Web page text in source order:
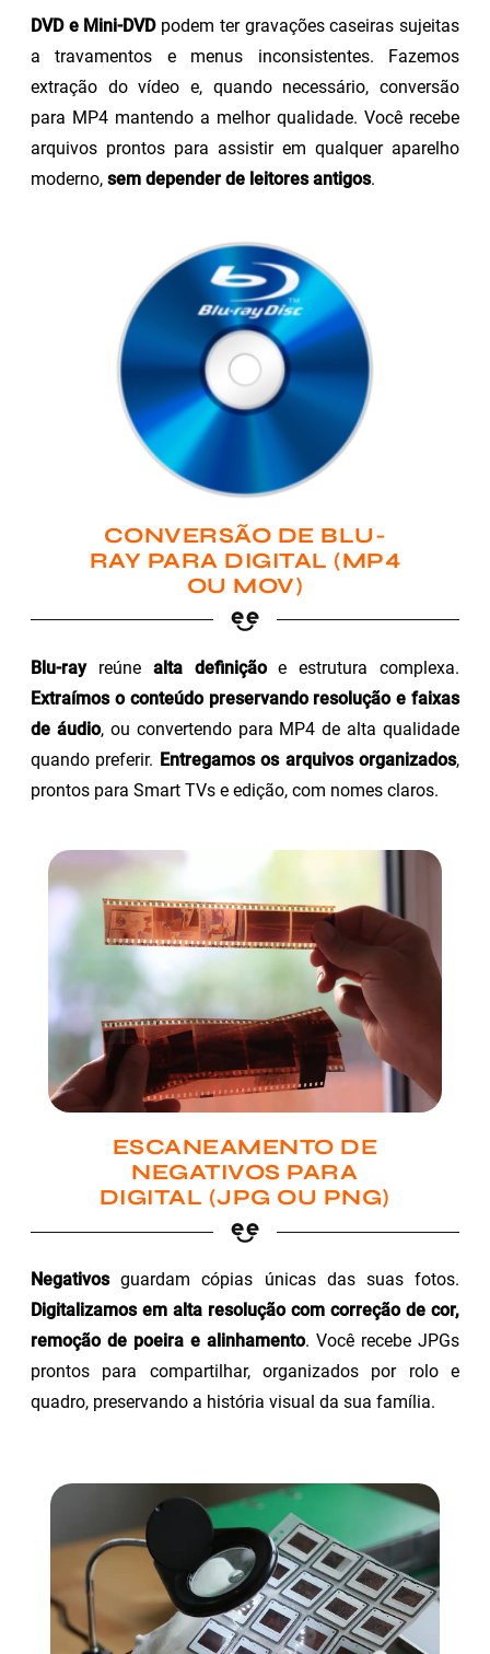
DVD e Mini-DVDpodem ter gravações caseiras sujeitas
a travamentos e menus inconsistentes. Fazemos
extração do vídeo e, quando necessário, conversão
para MP4 mantendo a melhor qualidade. Você recebe
arquivos prontos para assistir em qualquer aparelho
moderno, sem depender de leitores antigos.
CONVERSÃO DE BLU-
RAY PARA DIGITAL (MP4
OU MOV)
Blu-rayreúne alta definiçãoe estrutura complexa.
Extraímos o conteúdo preservando resolução e faixas
de áudio, ou convertendo para MP4 de alta qualidade
quando preferir. Entregamos os arquivos organizados,
prontos para Smart TVs e edição, com nomes claros.
ESCANEAMENTO DE
NEGATIVOS PARA
DIGITAL (JPG OU PNG)
Negativosguardam cópias únicas das suas fotos.
Digitalizamos em alta resolução com correção de cor,
remoção de poeira e alinhamento. Você recebe JPGs
prontos para compartilhar, organizados por rolo e
quadro, preservando a história visual da sua família.